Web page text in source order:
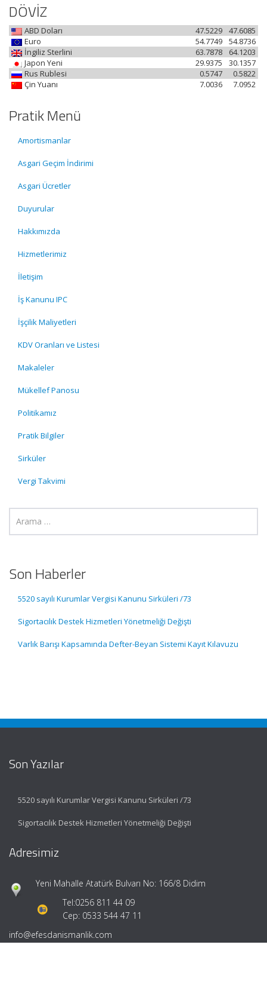
DÖVİZ
ABD Doları 47.6085
47.5229
Euro
54.8736
54.7749
İngiliz Sterlini
64.1203
63.7878
Japon Yeni
30.1357
29.9375
Rus Rublesi
0.5822
0.5747
Çin Yuanı
7.0952
7.0036
Pratik Menü
Amortismanlar
Asgari Geçim İndirimi
Asgari Ücretler
Duyurular
Hakkımızda
Hizmetlerimiz
İletişim
İş Kanunu IPC
İşçilik Maliyetleri
KDV Oranları ve Listesi
Makaleler
Mükellef Panosu
Politikamız
Pratik Bilgiler
Sirküler
Vergi Takvimi
Son Haberler
5520 sayılı Kurumlar Vergisi Kanunu Sirküleri /73
Sigortacılık Destek Hizmetleri Yönetmeliği Değişti
Varlık Barışı Kapsamında Defter-Beyan Sistemi Kayıt Kılavuzu
Son Yazılar
5520 sayılı Kurumlar Vergisi Kanunu Sirküleri /73
Sigortacılık Destek Hizmetleri Yönetmeliği Değişti
Adresimiz
Yeni Mahalle Atatürk Bulvarı No: 166/8 Didim
Tel:0256 811 44 09
Cep: 0533 544 47 11
info@efesdanismanlik.com